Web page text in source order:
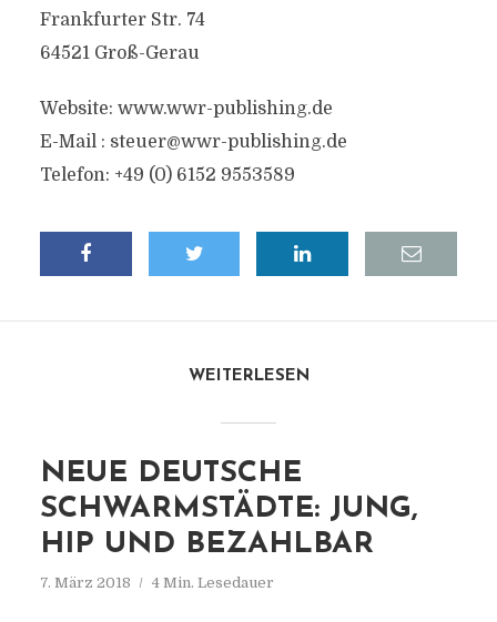
Frankfurter Str. 74
64521 Groß-Gerau
Website: www.wwr-publishing.de
E-Mail : steuer@wwr-publishing.de
Telefon: +49 (0) 6152 9553589
WEITERLESEN
NEUE DEUTSCHE
SCHWARMSTÄDTE: JUNG,
HIP UND BEZAHLBAR
7. März 2018 4 Min. Lesedauer